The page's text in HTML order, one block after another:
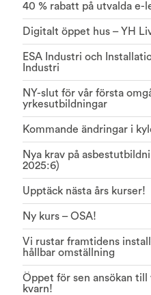
40 % rabatt på utvalda e-
Digitalt öppet hus – YH
ESA Industri och
Industri
NY-slut för vår första
yrkesutbildningar
Kommande ändringar i
Nya krav på
2025:6)
Upptäck nästa års kurser!
Ny kurs – OSA!
Vi rustar framtidens
hållbar omställning
Öppet för sen ansökan till
kvarn!